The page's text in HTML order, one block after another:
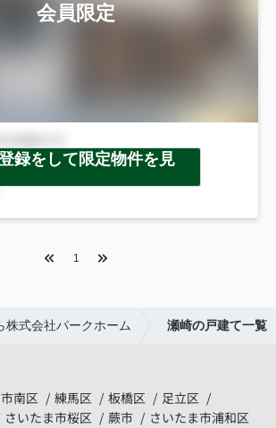
会員限定
録をして限定物件を見
1
株式会社パークホーム 瀬崎の戸建て一覧
南区 練馬区 板橋区
足立区
さいたま市桜区 蕨市
さいたま市浦和区